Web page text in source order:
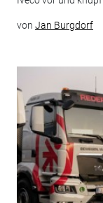
von Jan Burgdorf